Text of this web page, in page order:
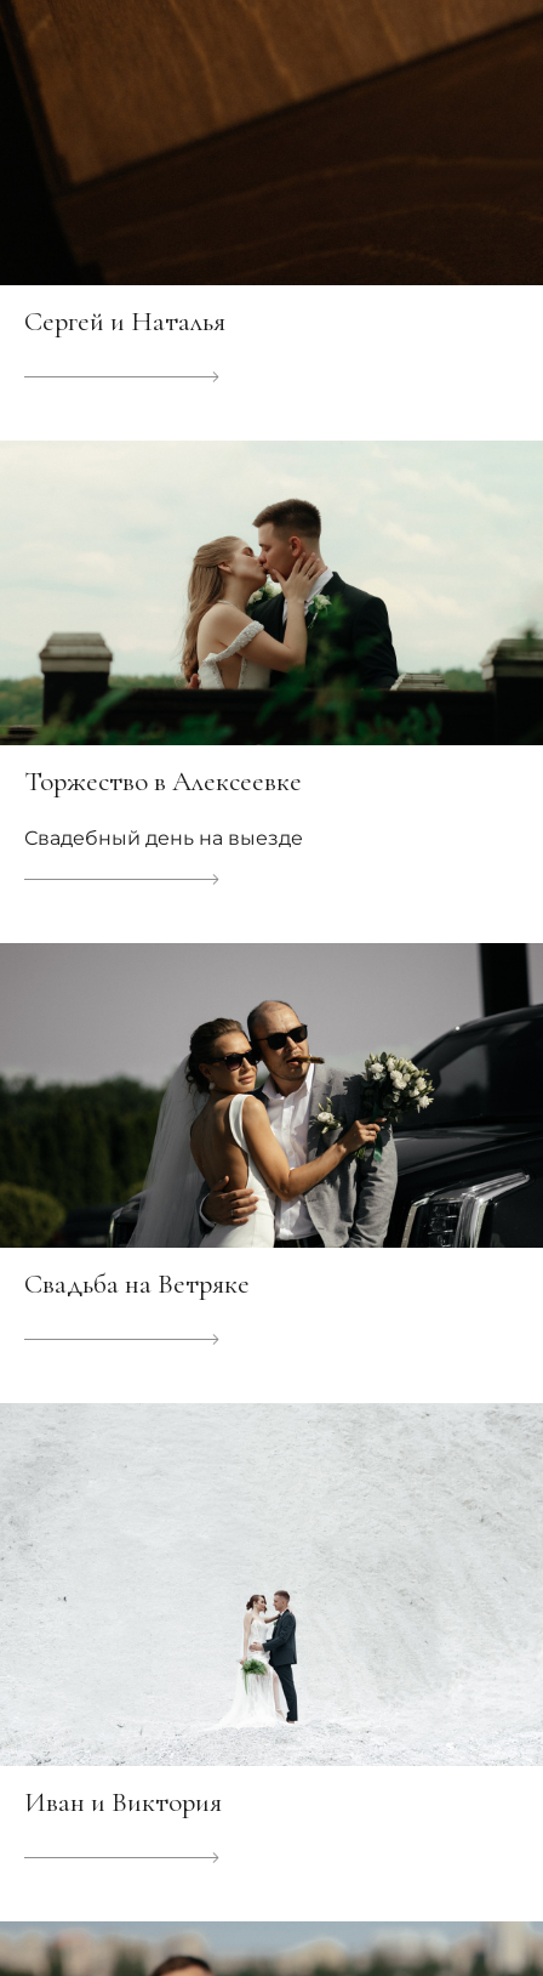
Сергей и Наталья
Торжество в Алексеевке
Свадебный день на выезде
Свадьба на Ветряке
Иван и Виктория